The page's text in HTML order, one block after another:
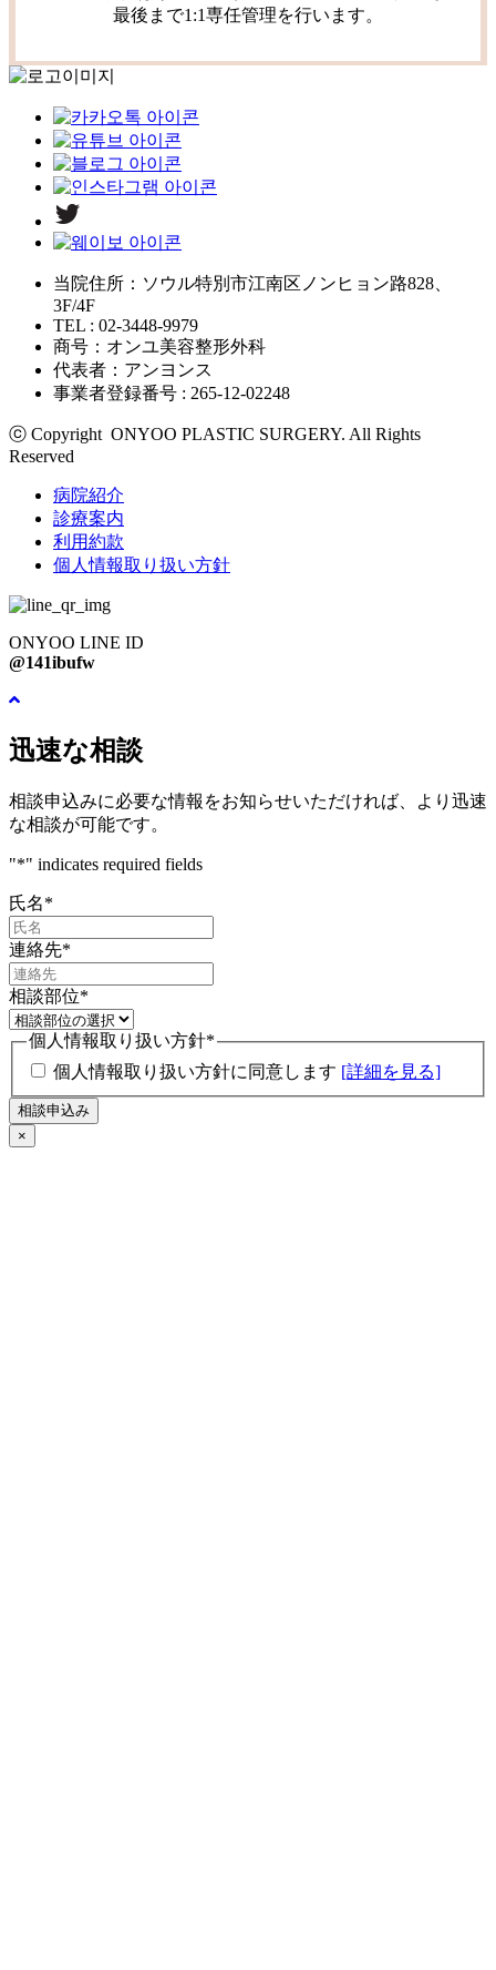
最後まで1:1専任管理を行います。
当院住所：ソウル特別市江南区ノンヒョン路828、
3F/4F
TEL : 02-3448-9979
商号：オンユ美容整形外科
代表者：アンヨンス
事業者登録番号 : 265-12-02248
ⓒ Copyright ONYOO PLASTIC SURGERY. All Rights
Reserved
病院紹介
診療案内
利用約款
個人情報取り扱い方針
ONYOO LINE ID
@141ibufw
迅速な相談
相談申込みに必要な情報をお知らせいただければ、より迅速
な相談が可能です。
"*" indicates required fields
氏名*
連絡先*
相談部位*
個人情報取り扱い方針*
個人情報取り扱い方針に同意します [詳細を見る]
×